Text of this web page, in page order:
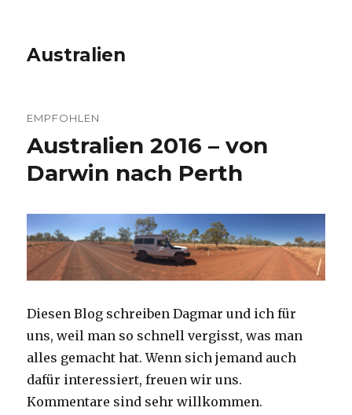
Australien
EMPFOHLEN
Australien 2016 – von
Darwin nach Perth
Diesen Blog schreiben Dagmar und ich für
uns, weil man so schnell vergisst, was man
alles gemacht hat. Wenn sich jemand auch
dafür interessiert, freuen wir uns.
Kommentare sind sehr willkommen.